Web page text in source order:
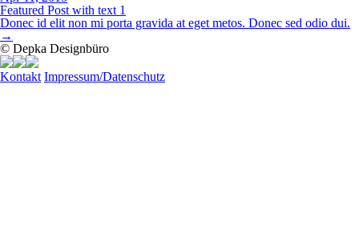
Featured Post with text 1
Donec id elit non mi porta gravida at eget metos. Donec sed odio dui.
→
© Depka Designbüro
Kontakt Impressum/Datenschutz